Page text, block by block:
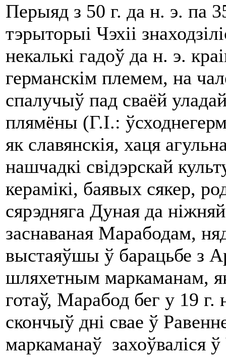
Перыяд з 50 г. да н. э. па
тэрыторыі Чэхіі
некалькі гадоў да н. э.
германскім племем, на
спалучыў пад сваёй
плямёны (Г.І.:
як славянскія, хаця
нашчадкі свідэрскай
керамікі, баявых сякер,
сярэдняга Дуная да
заснаваная Марабодам,
выстаяўшы ў барацьбе з
шляхетным маркаманам,
готаў, Марабод бег у 19
скончыў дні свае ў
маркаманаў захоўваліся ў